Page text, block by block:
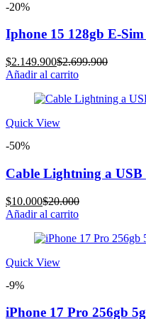
-20%
Iphone 15 128gb E-
$2.149.900Current
price
$2.149.900.
$2.699.900Original
Añadir al carrito
Quick View
-50%
Cable Lightning a
$10.000Current
price
$10.000.
$20.000Original
$20.000.
Añadir al carrito
Quick View
-9%
iPhone 17 Pro 256gb